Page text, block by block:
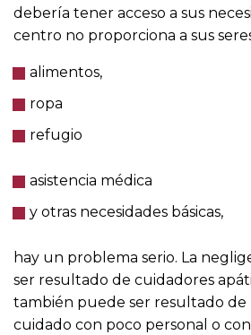
debería tener acceso a sus
centro no proporciona a sus
alimentos,
ropa
refugio
asistencia médica
y otras necesidades básicas,
hay un problema serio. La
ser resultado de cuidadores
también puede ser resultado
cuidado con poco personal o